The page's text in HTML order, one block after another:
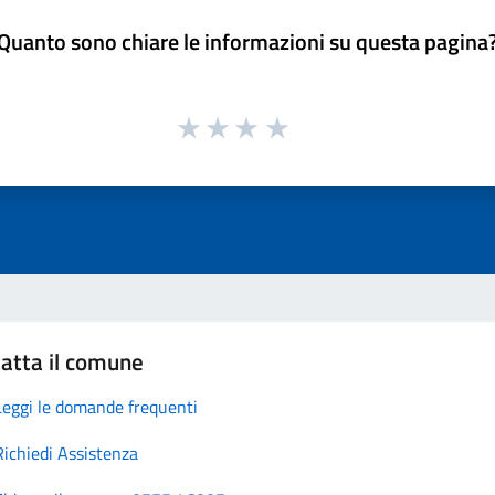
sono chiare le informazioni su questa
il comune
le domande frequenti
Assistenza